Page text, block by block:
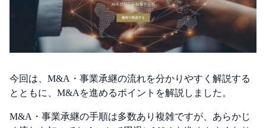
今回は、M&A・事業承継の流れを分かりやすく解説する
とともに、M&Aを進めるポイントを解説しました。
M&A・事業承継の手順は多数あり複雑ですが、あらかじ